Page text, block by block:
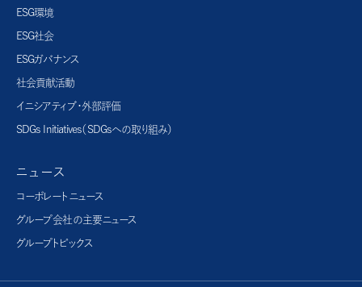
ESG環境
ESG社会
ESGガバナンス
社会貢献活動
イニシアティブ・外部評価
SDGs Initiatives（SDGsへの取り組み）
ニュース
コーポレートニュース
グループ会社の主要ニュース
グループトピックス